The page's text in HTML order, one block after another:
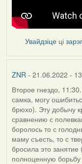
Увайдзіце ці
ZNR - 21.06.2022 -
Второе гнездо,
самка, могу
брюхо). Эту добычу
сравнению с
боролось то с
маму съесть, то с
бросила это
полноценную